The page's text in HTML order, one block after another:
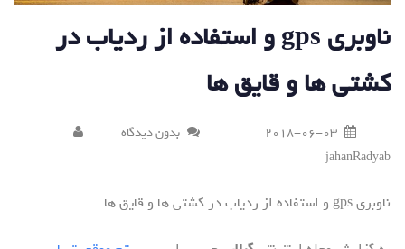
ناوبری gps و استفاده از ردیاب در
کشتی ها و قایق ها
2018-06-03
بدون دیدگاه
jahanRadyab
ناوبری gps و استفاده از ردیاب در کشتی ها و قایق ها